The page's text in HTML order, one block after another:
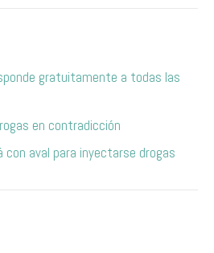
gratuitamente a todas las
en contradicción
con aval para inyectarse drogas